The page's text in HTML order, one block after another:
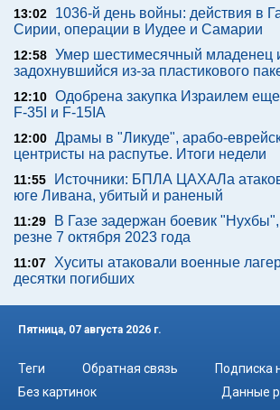
13:02
1036-й день войны: действия в
Сирии, операции в Иудее и Самарии
12:58 Умер шестимесячный младенец
задохнувшийся из-за пластикового
12:10 Одобрена закупка Израилем
F-35I и F-15IA
12:00 Драмы в "Ликуде", арабо-
центристы на распутье. Итоги недели
11:55
Источники: БПЛА ЦАХАЛа
юге Ливана, убитый и раненый
11:29
В Газе задержан боевик
резне 7 октября 2023 года
11:07
Хуситы атаковали военные
десятки погибших
Пятница, 07 августа 2026 г.
Теги Обратная связь
Подписка
Без картинок
Данные